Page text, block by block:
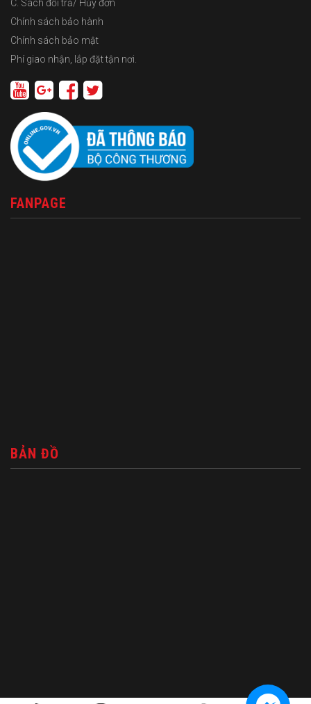
C. Sách đổi trả/ Hủy đơn
Chính sách bảo hành
Chính sách bảo mật
Phí giao nhận, lắp đặt tận nơi.
FANPAGE
BẢN ĐỒ